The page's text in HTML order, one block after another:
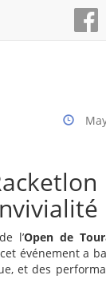
l’Open de
événement a
et des